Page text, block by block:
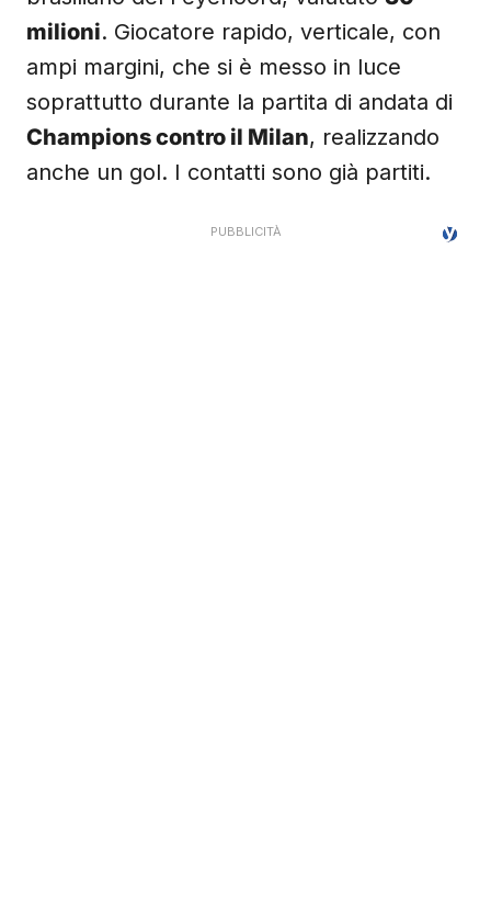
milioni. Giocatore rapido, verticale, con
ampi margini, che si è messo in luce
soprattutto durante la partita di andata di
Champions contro il Milan, realizzando
anche un gol. I contatti sono già partiti.